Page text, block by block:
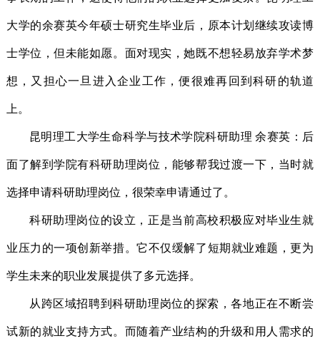
大学的余赛英今年硕士研究生毕业后，原本计划继续攻读博
士学位，但未能如愿。面对现实，她既不想轻易放弃学术梦
想，又担心一旦进入企业工作，便很难再回到科研的轨道
上。
昆明理工大学生命科学与技术学院科研助理 余赛英：后
面了解到学院有科研助理岗位，能够帮我过渡一下，当时就
选择申请科研助理岗位，很荣幸申请通过了。
科研助理岗位的设立，正是当前高校积极应对毕业生就
业压力的一项创新举措。它不仅缓解了短期就业难题，更为
学生未来的职业发展提供了多元选择。
从跨区域招聘到科研助理岗位的探索，各地正在不断尝
试新的就业支持方式。而随着产业结构的升级和用人需求的